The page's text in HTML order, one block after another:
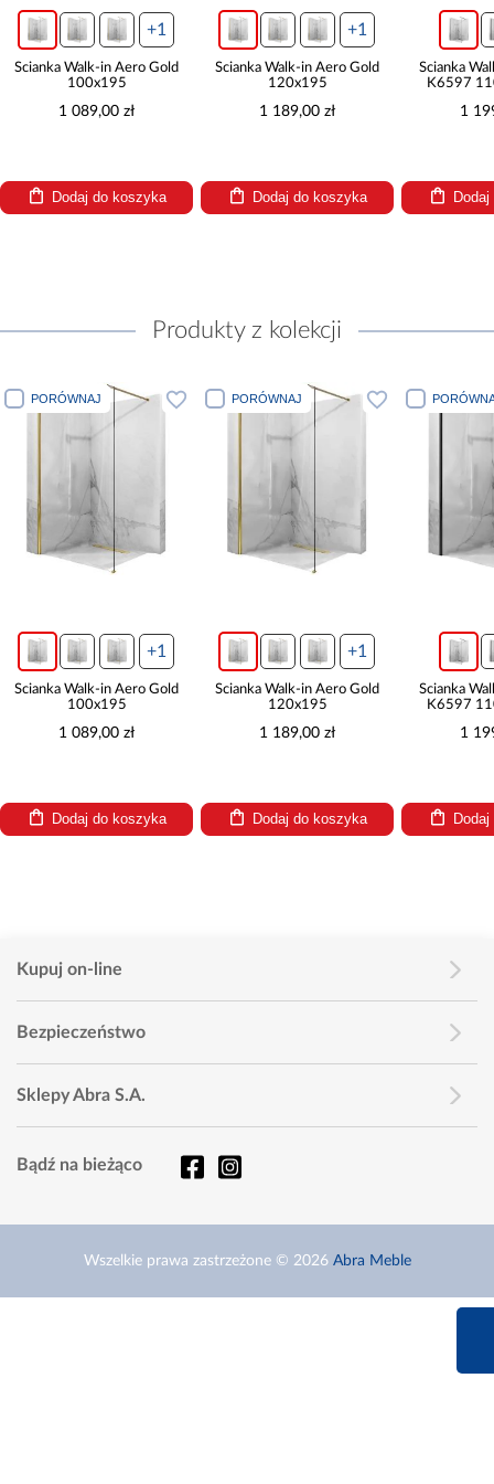
+1
Ścianka Walk-in Aero Gold
100x195
1 089,00 zł
Dodaj do koszyka
+1
Ścianka Walk-in Aero Gold
120x195
1 189,00 zł
Dodaj do koszyka
Ścianka
K6597
1
Produkty z kolekcji
PORÓWNAJ
+1
Ścianka Walk-in Aero Gold
100x195
1 089,00 zł
Dodaj do koszyka
PORÓWNAJ
+1
Ścianka Walk-in Aero Gold
120x195
1 189,00 zł
Dodaj do koszyka
PORÓWNAJ
Ścianka
K6597
1
Dodaj
Kupuj on-line
Bezpieczeństwo
Sklepy Abra S.A.
Bądź na bieżąco
Wszelkie prawa zastrzeżone © 2026 Abra Meble